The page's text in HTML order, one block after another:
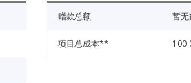
赠款总额 暂无
项目总成本**